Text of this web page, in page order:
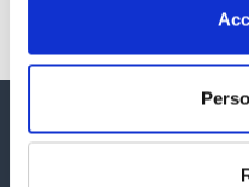
Assinform Editore